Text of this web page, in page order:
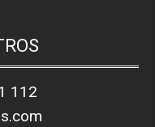
112